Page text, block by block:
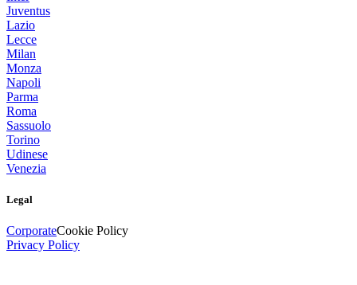
Juventus
Lazio
Lecce
Milan
Monza
Napoli
Parma
Roma
Sassuolo
Torino
Udinese
Venezia
Legal
CorporateCookie Policy
Privacy Policy